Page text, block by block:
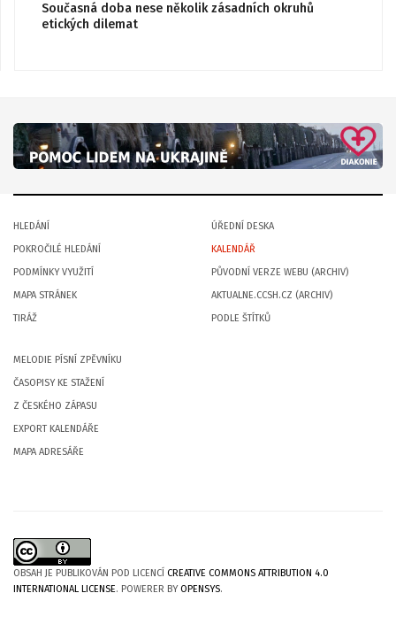
Současná doba nese několik zásadních okruhů
etických dilemat
HLEDÁNÍ
POKROČILÉ HLEDÁNÍ
PODMÍNKY VYUŽITÍ
MAPA STRÁNEK
TIRÁŽ
ÚŘEDNÍ DESKA
KALENDÁŘ
PŮVODNÍ VERZE WEBU (ARCHIV)
AKTUALNE.CCSH.CZ (ARCHIV)
PODLE ŠTÍTKŮ
MELODIE PÍSNÍ ZPĚVNÍKU
ČASOPISY KE STAŽENÍ
Z ČESKÉHO ZÁPASU
EXPORT KALENDÁŘE
MAPA ADRESÁŘE
OBSAH JE PUBLIKOVÁN POD LICENCÍ CREATIVE COMMONS ATTRIBUTION 4.0
INTERNATIONAL LICENSE. POWERER BYOPENSYS.